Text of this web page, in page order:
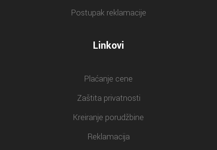
Postupak reklamacije
Linkovi
Plaćanje cene
Zaštita privatnosti
Kreiranje porudžbine
Reklamacija